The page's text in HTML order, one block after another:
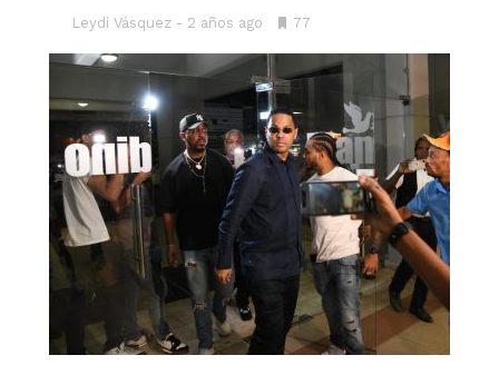
Leydi Vásquez 2 años ago
•77